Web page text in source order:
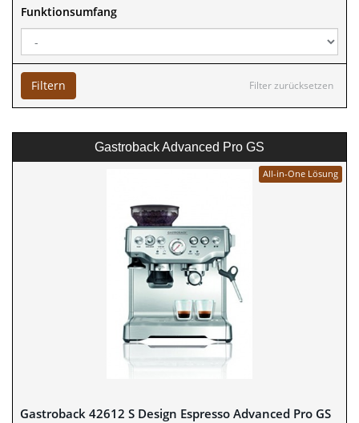
Funktionsumfang
Filter zurücksetzen
Filtern
Gastroback Advanced Pro GS
All-in-One Lösung
Gastroback 42612 S Design Espresso Advanced Pro GS